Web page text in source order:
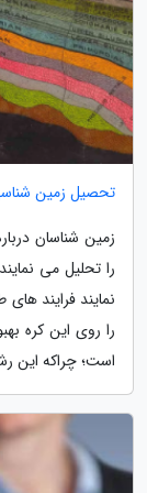
تحصیل زمین شناسی
زمین شناسان
را تحلیل می
نمایند فرایند
را روی این کره
است؛ چراکه این